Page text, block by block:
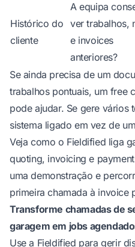
Histórico do
cliente
A equipa
ver trabalhos,
e invoices
anteriores?
Se ainda precisa de um
trabalhos pontuais, um free
pode ajudar. Se gere vários
sistema ligado em vez de
Veja como o Fieldified liga
quoting, invoicing e
uma demonstração e
primeira chamada à invoice
Transforme chamadas de
garagem em jobs
Use a Fieldified para gerir